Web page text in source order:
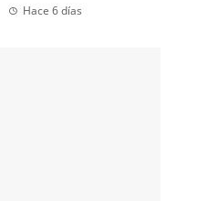
Hace 6 días